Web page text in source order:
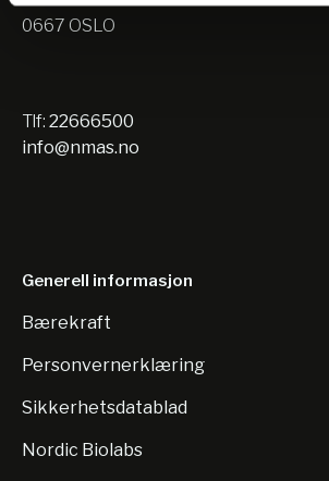
0667 OSLO
Tlf: 22666500
info@nmas.no
Generell informasjon
Bærekraft
Personvernerklæring
Sikkerhetsdatablad
Nordic Biolabs